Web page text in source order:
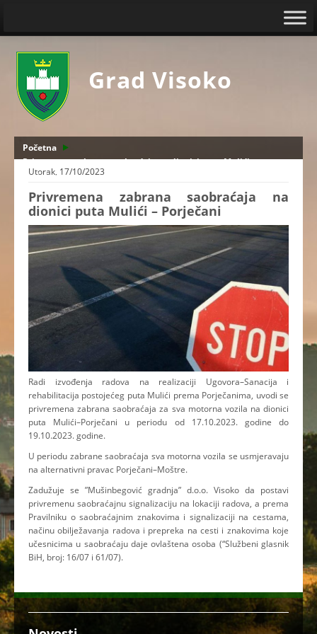
Grad Visoko
Početna
Privremena zabrana saobraćaja na dionici puta Mulići -
Porječani
Utorak, 17/10/2023
Privremena zabrana saobraćaja na
dionici puta Mulići – Porječani
Radi izvođenja radova na realizaciji Ugovora–Sanacija i
rehabilitacija postojećeg puta Mulići prema Porječanima, uvodi se
privremena zabrana saobraćaja za sva motorna vozila na dionici
puta Mulići–Porječani u periodu od 17.10.2023. godine do
19.10.2023. godine.
U periodu zabrane saobraćaja sva motorna vozila se usmjeravaju
na alternativni pravac Porječani–Moštre.
Zadužuje se ”Mušinbegović gradnja” d.o.o. Visoko da postavi
privremenu saobraćajnu signalizaciju na lokaciji radova, a prema
Pravilniku o saobraćajnim znakovima i signalizaciji na cestama,
načinu obilježavanja radova i prepreka na cesti i znakovima koje
učesnicima u saobraćaju daje ovlaštena osoba (“Službeni glasnik
BiH, broj: 16/07 i 61/07).